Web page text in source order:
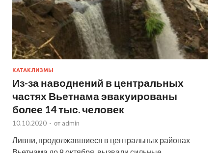
КАТАКЛИЗМЫ
Из-за наводнений в центральных
частях Вьетнама эвакуированы
более 14 тыс. человек
10.10.2020 - от admin
Ливни, продолжавшиеся в центральных районах